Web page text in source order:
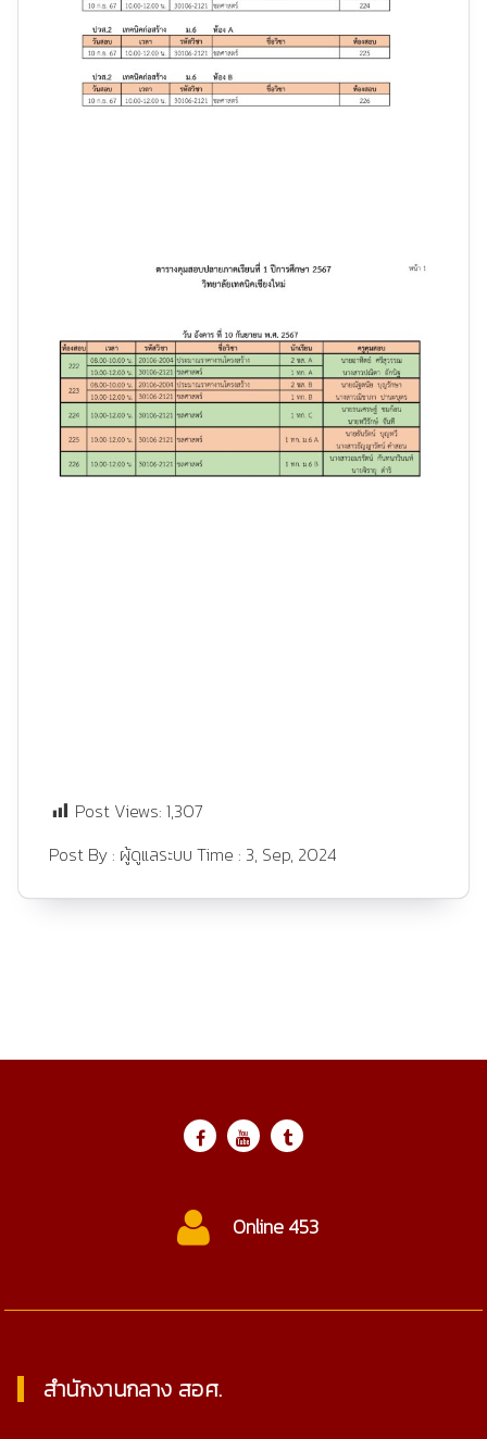
Post Views: 1,307
Post By : ผู้ดูแลระบบ Time : 3, Sep, 2024
Online 453
สำนักงานกลาง สอศ.